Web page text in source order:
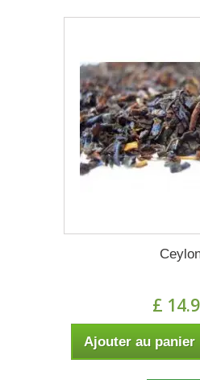
£
Ajouter au panier